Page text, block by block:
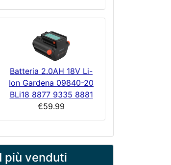
Batteria 2.0AH 18V Li-
Ion Gardena 09840-20
BLi18 8877 9335 8881
€59.99
I più venduti